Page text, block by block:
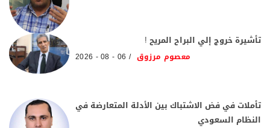
تأشيرة خروج إلي البراح المريح !
معصوم مرزوق 06 - 08 - 2026
تأملات في فض الاشتباك بين الأدلة المتعارضة في
النظام السعودي